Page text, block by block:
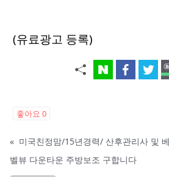
(유료광고 등록)
좋아요 0
«
벨뷰 다운타운 주방보조 구합니다